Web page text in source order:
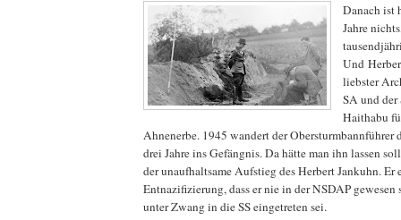
Danach ist
Jahre
Und
liebster
SA und der
Haithabu
Ahnenerbe. 1945 wandert der Obersturmbannführer
drei Jahre ins Gefängnis. Da hätte man ihn lassen
der unaufhaltsame Aufstieg des Herbert Jankuhn. Er
Entnazifizierung, dass er nie in der NSDAP gewesen
unter Zwang in die SS eingetreten sei.